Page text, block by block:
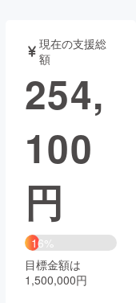
音楽
ゲーム・サ
Creation
コミュニティ
現在の支援総
額
254,
100
円
16%
目標金額は
1,500,000円